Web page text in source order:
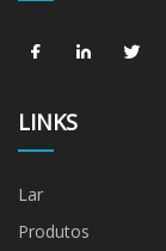
LINKS
Lar
Produtos